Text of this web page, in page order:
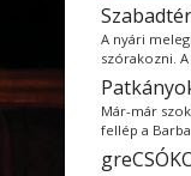
A nyári
szórakozni.
Már-már
fellép a